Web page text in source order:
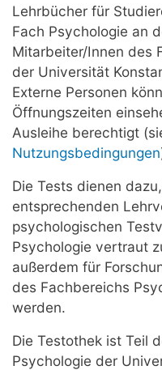
Lehrbücher für
Fach Psychologie an
Mitarbeiter/Innen des
der Universität
Externe Personen
Öffnungszeiten
Ausleihe berechtigt
Nutzungsbedingungen
Die Tests dienen
entsprechenden
psychologischen
Psychologie vertraut
außerdem für
des Fachbereichs
werden.
Die Testothek ist Teil
Psychologie der